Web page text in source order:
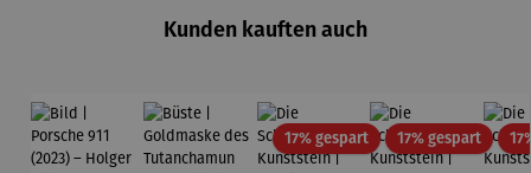
Kunden kauften auch
17% gespartRabatt17% gespartRabatt